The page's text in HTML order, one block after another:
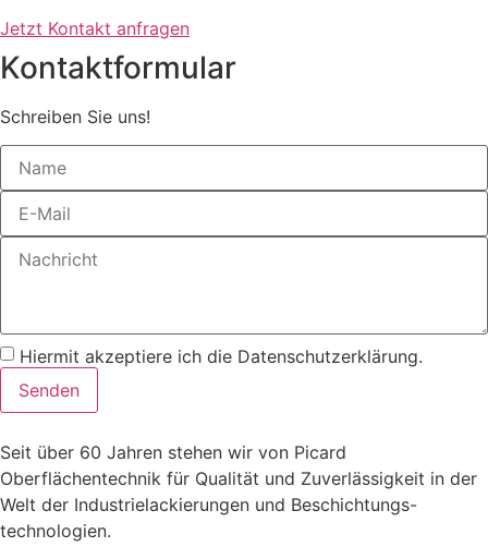
Jetzt Kontakt anfragen
Kontaktformular
Schreiben Sie uns!
Hiermit akzeptiere ich die Datenschutzerklärung.
Senden
Seit über 60 Jahren stehen wir von Picard
Oberflächentechnik für Qualität und Zuverlässigkeit in der
Welt der Industrielackierungen und Beschichtungs-
technologien.